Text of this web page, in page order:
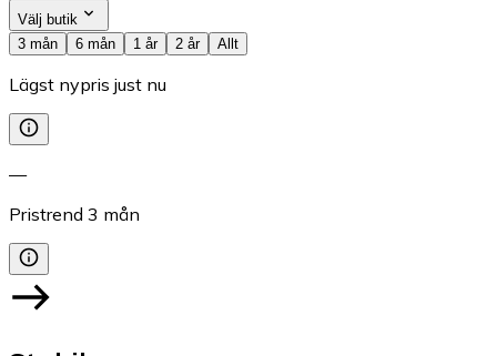
Välj butik
3 mån
6 mån 1 år 2 år Allt
Lägst nypris just nu
—
Pristrend 3 mån